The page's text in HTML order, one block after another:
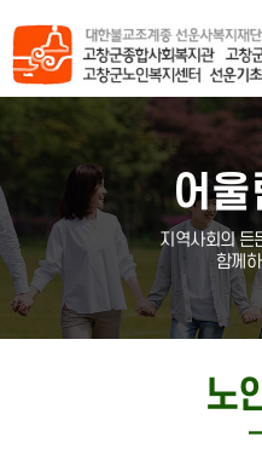
어울
지역사회의 든
함께
노